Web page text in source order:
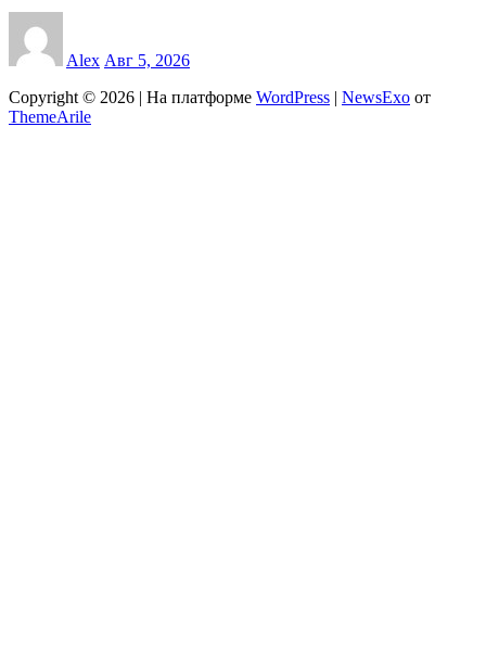
Alex Авг 5, 2026
Copyright © 2026 | На платформе WordPress NewsExo от
ThemeArile